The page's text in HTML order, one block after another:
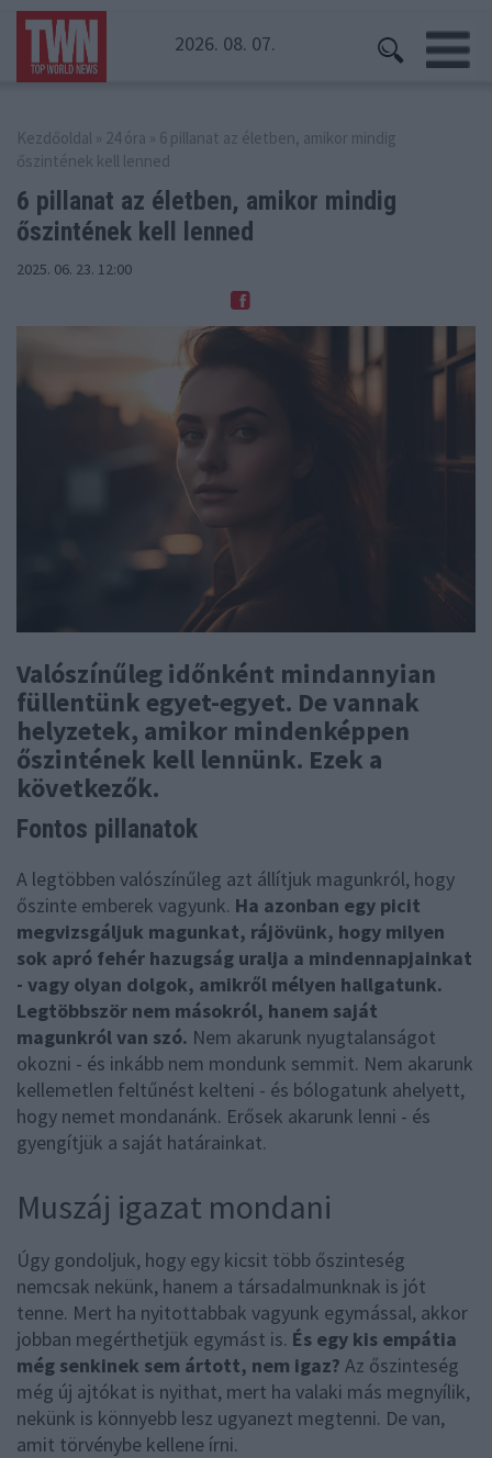
2026. 08. 07.
Kezdőoldal » 24 óra » 6 pillanat az életben, amikor mindig
őszintének kell lenned
6 pillanat az életben, amikor mindig
őszintének kell lenned
2025. 06. 23. 12:00
Valószínűleg időnként mindannyian
füllentünk egyet-egyet. De vannak
helyzetek, amikor mindenképpen
őszintének kell lennünk. Ezek a
következők.
Fontos pillanatok
A legtöbben valószínűleg azt állítjuk magunkról, hogy
őszinte emberek vagyunk. Ha azonban egy picit
megvizsgáljuk magunkat, rájövünk, hogy milyen
sok apró fehér hazugság uralja a mindennapjainkat
- vagy olyan dolgok, amikről mélyen hallgatunk.
Legtöbbször nem másokról, hanem saját
magunkról van szó. Nem akarunk nyugtalanságot
okozni - és inkább nem mondunk semmit. Nem akarunk
kellemetlen feltűnést kelteni - és bólogatunk ahelyett,
hogy nemet mondanánk. Erősek akarunk lenni - és
gyengítjük a saját határainkat.
Muszáj igazat mondani
Úgy gondoljuk, hogy egy kicsit több őszinteség
nemcsak nekünk, hanem a társadalmunknak is jót
tenne. Mert ha nyitottabbak vagyunk egymással, akkor
jobban megérthetjük egymást is. És egy kis empátia
még senkinek sem ártott, nem igaz? Az őszinteség
még új ajtókat is nyithat, mert ha valaki más megnyílik,
nekünk is könnyebb lesz ugyanezt megtenni. De van,
amit törvénybe kellene írni.